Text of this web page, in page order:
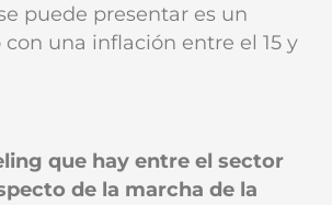
puede presentar es un
una inflación entre el 15 y
que hay entre el sector
de la marcha de la